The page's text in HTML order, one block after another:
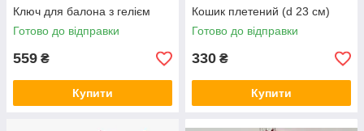
Ключ для балона з гелієм
Готово до відправки
559 ₴
Купити
Кошик плетений (d 23 см)
Готово до відправки
330 ₴
Купити